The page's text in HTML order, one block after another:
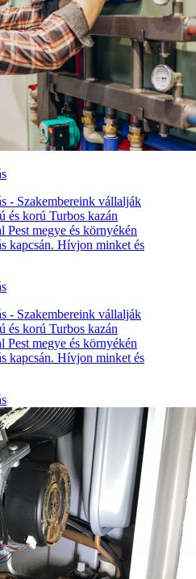
- Szakembereink vállalják
és korú Turbos kazán
Pest megye és környékén
kapcsán. Hívjon minket és
- Szakembereink vállalják
és korú Turbos kazán
Pest megye és környékén
kapcsán. Hívjon minket és